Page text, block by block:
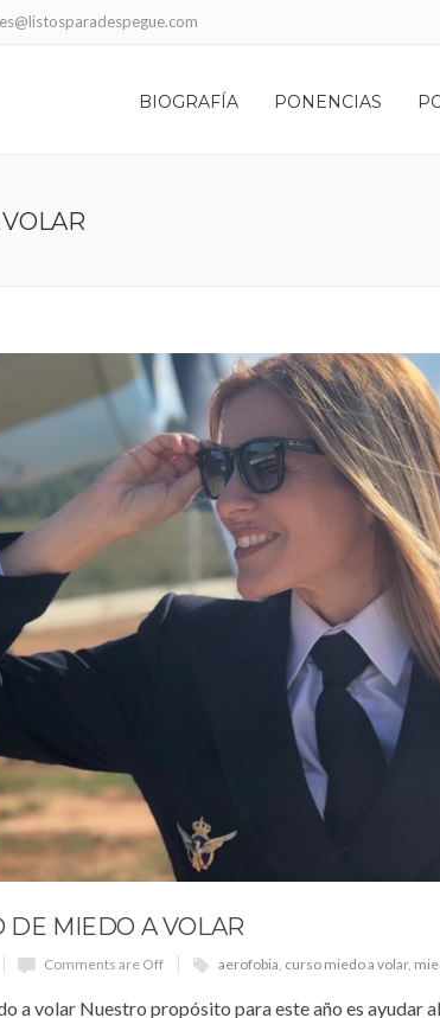
BIOGRAFÍA PONENCIAS
DE MIEDO A VOLAR
Comments are Off aerofobia curso miedo a volar,
a volar Nuestro propósito para este año es ayudar